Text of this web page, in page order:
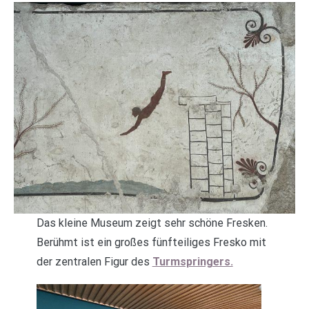
Das kleine Museum zeigt sehr schöne Fresken.
Berühmt ist ein großes fünfteiliges Fresko mit
der zentralen Figur des Turmspringers.